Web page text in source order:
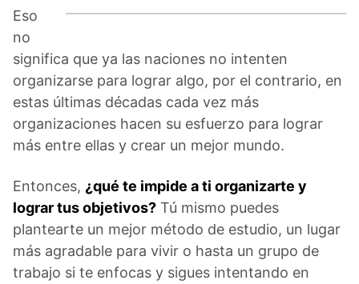
Eso
no
significa que ya las naciones no intenten
organizarse para lograr algo, por el contrario, en
estas últimas décadas cada vez más
organizaciones hacen su esfuerzo para lograr
más entre ellas y crear un mejor mundo.
Entonces, ¿qué te impide a ti organizarte y
lograr tus objetivos? Tú mismo puedes
plantearte un mejor método de estudio, un lugar
más agradable para vivir o hasta un grupo de
trabajo si te enfocas y sigues intentando en